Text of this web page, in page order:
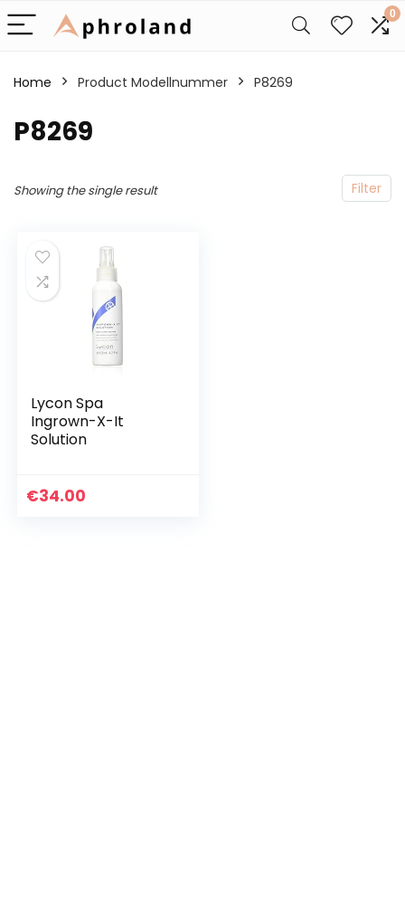
0
Home Product Modellnummer ‎P8269
‎P8269
Filter
Showing the single result
Lycon Spa
Ingrown-X-It
Solution
€34.00